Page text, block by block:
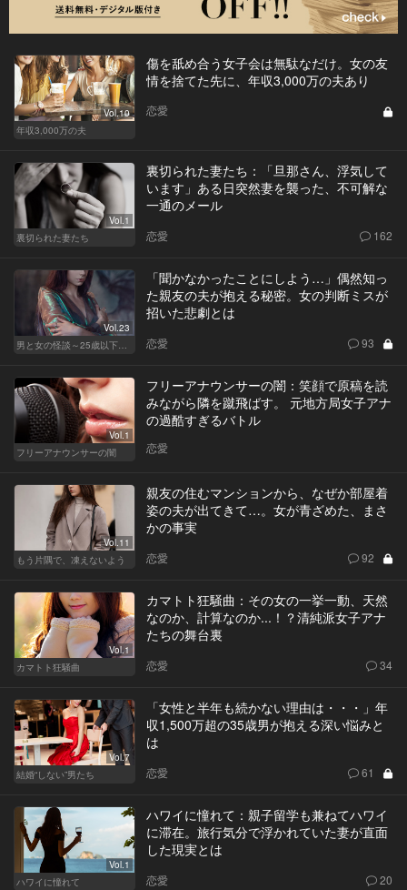
Vol.10
年収3,000万の夫
傷を舐め合う女子会は無駄なだけ。女の友
情を捨てた先に、年収3,000万の夫あり
恋愛
Vol.1
裏切られた妻たち
裏切られた妻たち：「旦那さん、浮気して
います」ある日突然妻を襲った、不可解な
一通のメール
恋愛 162
Vol.23
男と女の怪談～25歳以下閲覧禁止～
「聞かなかったことにしよう…」偶然知っ
た親友の夫が抱える秘密。女の判断ミスが
招いた悲劇とは
恋愛 93
Vol.1
フリーアナウンサーの闇
フリーアナウンサーの闇：笑顔で原稿を読
みながら隣を蹴飛ばす。 元地方局女子アナ
の過酷すぎるバトル
恋愛
Vol.11
もう片隅で、凍えないよう
親友の住むマンションから、なぜか部屋着
姿の夫が出てきて…。女が青ざめた、まさ
かの事実
恋愛 92
Vol.1
カマトト狂騒曲
カマトト狂騒曲：その女の一挙一動、天然
なのか、計算なのか...！？清純派女子アナ
たちの舞台裏
恋愛 34
Vol.7
結婚“しない”男たち
「女性と半年も続かない理由は・・・」年
収1,500万超の35歳男が抱える深い悩みと
は
恋愛 61
Vol.1
ハワイに憧れて
ハワイに憧れて：親子留学も兼ねてハワイ
に滞在。旅行気分で浮かれていた妻が直面
した現実とは
恋愛 20